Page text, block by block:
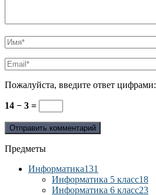
Пожалуйста, введите ответ цифрами:
14 − 3 =
Предметы
Информатика131
Информатика 5 класс18
Информатика 6 класс23